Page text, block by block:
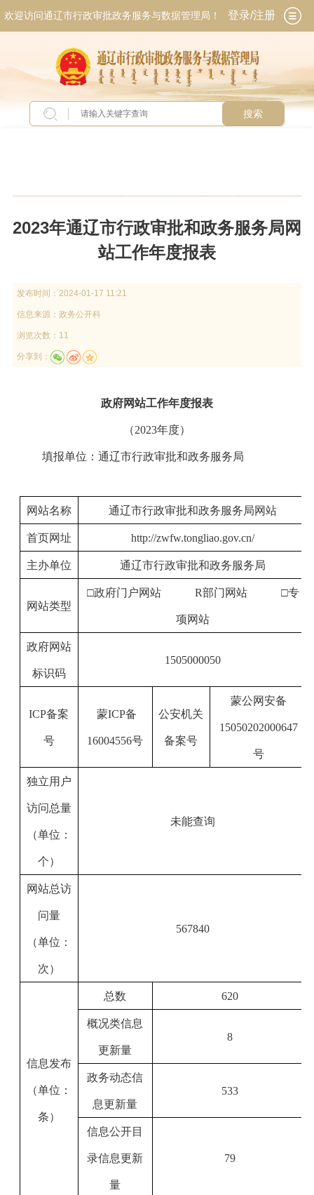
欢迎访问通辽市行政审批政务服务与数据管理局！ 登录/注册
搜索
府网站工作报表
2023年通辽市行政审批和政务服务局网
站工作年度报表
发布时间： 2024-01-17 11:21
信息来源： 政务公开科
浏览次数：11
分享到：
政府网站工作年度报表
（2023年度）
填报单位：通辽市行政审批和政务服务局
网站名称 通辽市行政审批和政务服务局网站
首页网址 http://zwfw.tongliao.gov.cn/
主办单位 通辽市行政审批和政务服务局
网站类型
□政府门户网站 R部门网站 □专
项网站
政府网站
标识码
1505000050
ICP备案
号
蒙ICP备
16004556号
公安机关
备案号
蒙公网安备
15050202000647
号
独立用户
访问总量
（单位：
个）
未能查询
网站总访
问量
（单位：
次）
567840
信息发布
（单位：
条）
总数 620
概况类信息
更新量
8
政务动态信
息更新量
533
信息公开目
录信息更新
量
79